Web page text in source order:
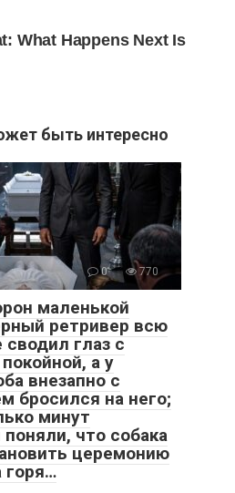
быть интересно
0 770
маленькой
ретривер всю
глаз с
а у
внезапно с
бросился на него;
минут
что собака
церемонию
горя…